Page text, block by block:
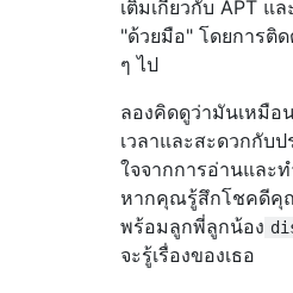
เติมเกี่ยวกับ APT แ
"ด้วยมือ" โดยการติ
ๆ ไป
ลองคิดดูว่ามันเหมื
เวลาและสะดวกกับ
ใจจากการอ่านและ
หากคุณรู้สึกโชคดีคุ
พร้อมลูกพี่ลูกน้อง
จะรู้เรื่องของเธอ